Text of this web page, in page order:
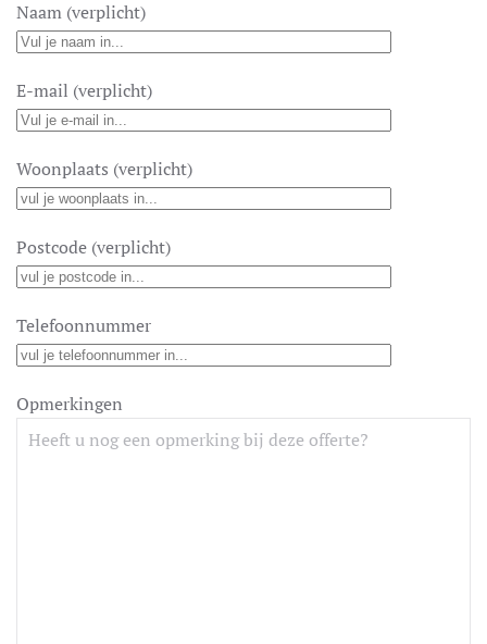
Naam (verplicht)
E-mail (verplicht)
Woonplaats (verplicht)
Postcode (verplicht)
Telefoonnummer
Opmerkingen